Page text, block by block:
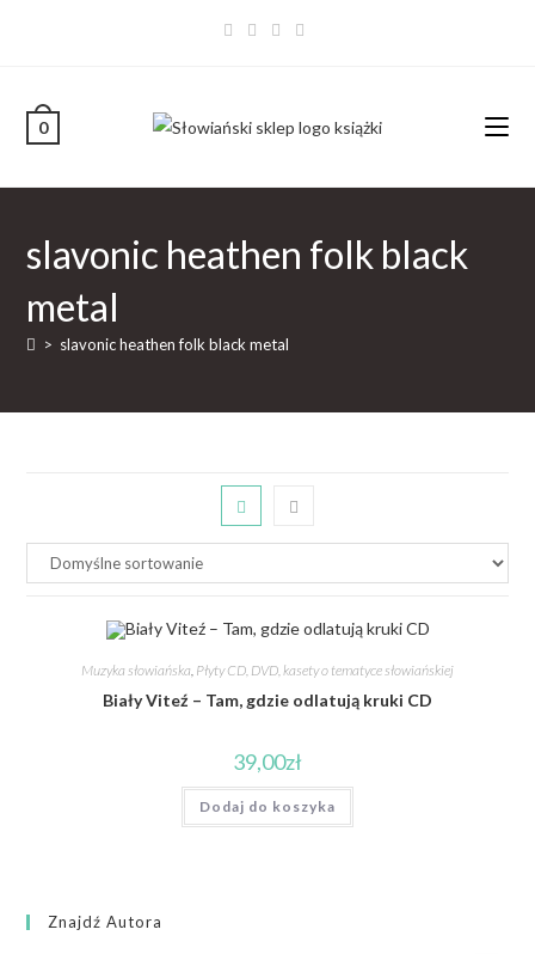
0
slavonic heathen folk black
metal
> slavonic heathen folk black metal
Muzyka słowiańska, Płyty CD, DVD, kasety o tematyce słowiańskiej
Biały Viteź – Tam, gdzie odlatują kruki CD
39,00zł
Dodaj do koszyka
Znajdź Autora